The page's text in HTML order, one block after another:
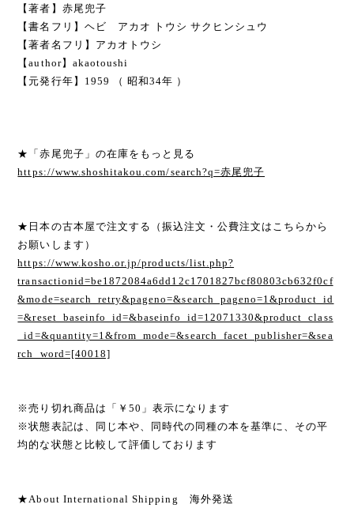
【著者】赤尾兜子
【書名フリ】ヘビ アカオ トウシ サクヒンシュウ
【著者名フリ】アカオトウシ
【author】akaotoushi
【元発行年】1959 （ 昭和34年 ）
★「赤尾兜子」の在庫をもっと見る
https://www.shoshitakou.com/search?q=赤尾兜子
★日本の古本屋で注文する（振込注文・公費注文はこちらから
お願いします）
https://www.kosho.or.jp/products/list.php?
transactionid=be1872084a6dd12c1701827bcf80803cb632f0cf
&mode=search_retry&pageno=&search_pageno=1&product_id
=&reset_baseinfo_id=&baseinfo_id=12071330&product_class
_id=&quantity=1&from_mode=&search_facet_publisher=&sea
rch_word=[40018]
※売り切れ商品は「￥50」表示になります
※状態表記は、同じ本や、同時代の同種の本を基準に、その平
均的な状態と比較して評価しております
★About International Shipping 海外発送